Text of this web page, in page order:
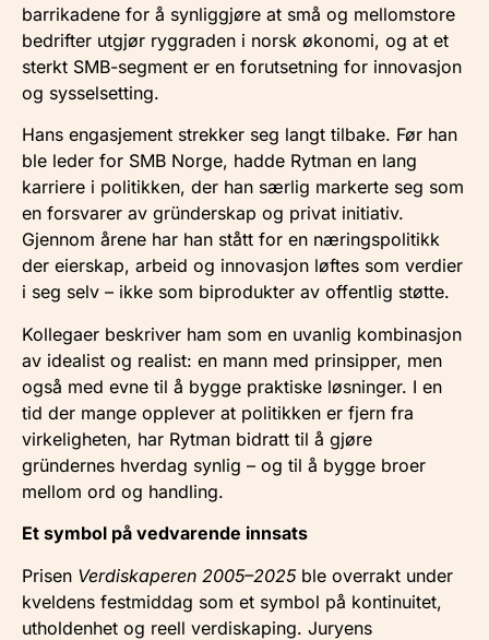
barrikadene for å synliggjøre at små og mellomstore
bedrifter utgjør ryggraden i norsk økonomi, og at et
sterkt SMB-segment er en forutsetning for innovasjon
og sysselsetting.
Hans engasjement strekker seg langt tilbake. Før han
ble leder for SMB Norge, hadde Rytman en lang
karriere i politikken, der han særlig markerte seg som
en forsvarer av gründerskap og privat initiativ.
Gjennom årene har han stått for en næringspolitikk
der eierskap, arbeid og innovasjon løftes som verdier
i seg selv – ikke som biprodukter av offentlig støtte.
Kollegaer beskriver ham som en uvanlig kombinasjon
av idealist og realist: en mann med prinsipper, men
også med evne til å bygge praktiske løsninger. I en
tid der mange opplever at politikken er fjern fra
virkeligheten, har Rytman bidratt til å gjøre
gründernes hverdag synlig – og til å bygge broer
mellom ord og handling.
Et symbol på vedvarende innsats
Prisen Verdiskaperen 2005–2025ble overrakt under
kveldens festmiddag som et symbol på kontinuitet,
utholdenhet og reell verdiskaping. Juryens